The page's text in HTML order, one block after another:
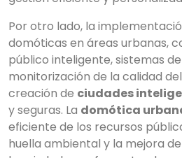
Por otro lado, la
domóticas en áreas urbanas,
público inteligente, sistemas
monitorización de la calidad
creación de ciudades
y seguras. La domótica
eficiente de los recursos
huella ambiental y la mejora